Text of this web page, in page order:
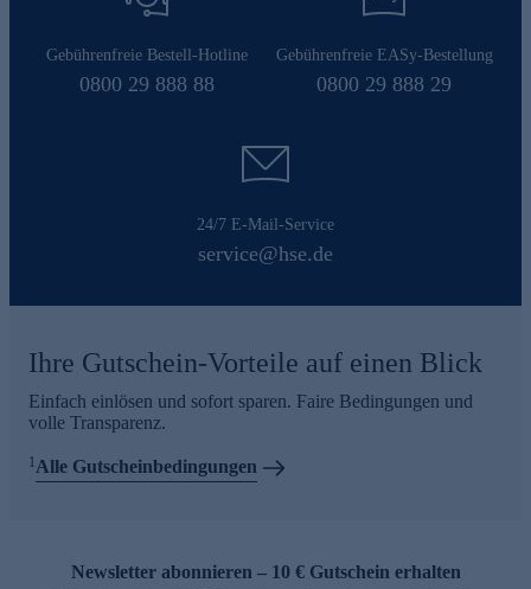
Gebührenfreie Bestell-Hotline
0800 29 888 88
Gebührenfreie EASy-Bestellung
0800 29 888 29
24/7 E-Mail-Service
service@hse.de
Ihre Gutschein-Vorteile auf einen Blick
Einfach einlösen und sofort sparen. Faire Bedingungen und
volle Transparenz.
1Alle Gutscheinbedingungen
Newsletter abonnieren – 10 € Gutschein erhalten